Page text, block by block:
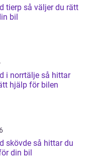
du rätt
bil
så hittar
hjälp för bilen
så hittar du
din bil